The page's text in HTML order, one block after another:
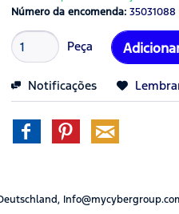
Número da encomenda:35031088
Peça
Notificações